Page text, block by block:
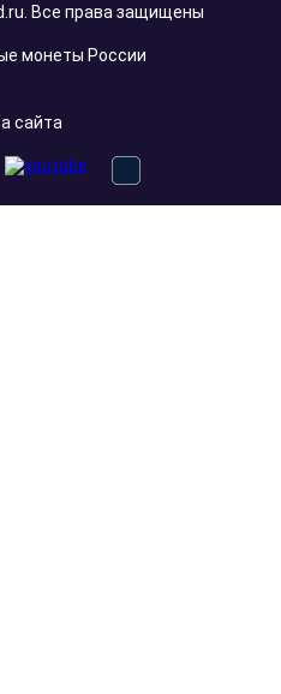
Все права защищены
монеты России
сайта